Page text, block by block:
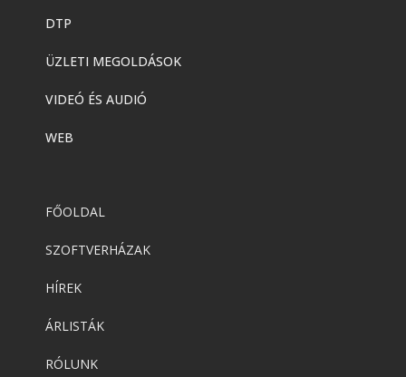
DTP
ÜZLETI MEGOLDÁSOK
VIDEÓ ÉS AUDIÓ
WEB
FŐOLDAL
SZOFTVERHÁZAK
HÍREK
ÁRLISTÁK
RÓLUNK